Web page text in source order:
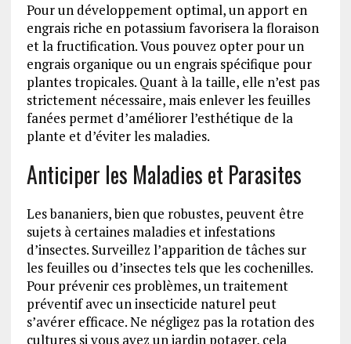
Pour un développement optimal, un apport en
engrais riche en potassium favorisera la floraison
et la fructification. Vous pouvez opter pour un
engrais organique ou un engrais spécifique pour
plantes tropicales. Quant à la taille, elle n’est pas
strictement nécessaire, mais enlever les feuilles
fanées permet d’améliorer l’esthétique de la
plante et d’éviter les maladies.
Anticiper les Maladies et Parasites
Les bananiers, bien que robustes, peuvent être
sujets à certaines maladies et infestations
d’insectes. Surveillez l’apparition de tâches sur
les feuilles ou d’insectes tels que les cochenilles.
Pour prévenir ces problèmes, un traitement
préventif avec un insecticide naturel peut
s’avérer efficace. Ne négligez pas la rotation des
cultures si vous avez un jardin potager, cela